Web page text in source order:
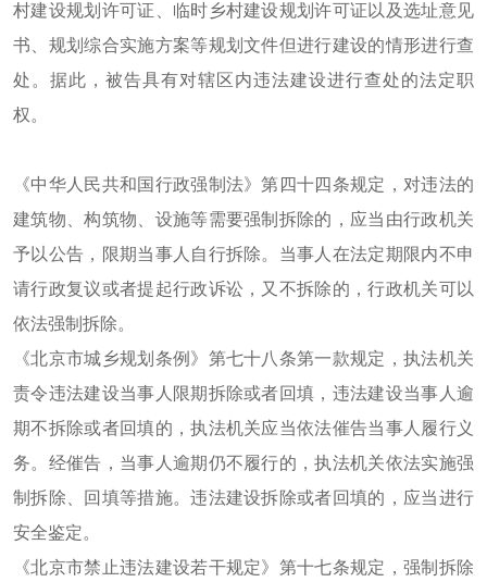
村建设规划许可证、临时乡村建设规划许可证以及选址意见
书、规划综合实施方案等规划文件但进行建设的情形进行查
处。据此，被告具有对辖区内违法建设进行查处的法定职
权。
《中华人民共和国行政强制法》第四十四条规定，对违法的
建筑物、构筑物、设施等需要强制拆除的，应当由行政机关
予以公告，限期当事人自行拆除。当事人在法定期限内不申
请行政复议或者提起行政诉讼，又不拆除的，行政机关可以
依法强制拆除。
《北京市城乡规划条例》第七十八条第一款规定，执法机关
责令违法建设当事人限期拆除或者回填，违法建设当事人逾
期不拆除或者回填的，执法机关应当依法催告当事人履行义
务。经催告，当事人逾期仍不履行的，执法机关依法实施强
制拆除、回填等措施。违法建设拆除或者回填的，应当进行
安全鉴定。
《北京市禁止违法建设若干规定》第十七条规定，强制拆除